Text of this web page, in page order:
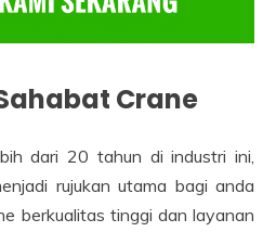
Crane
dari 20 tahun di industri ini,
rujukan utama bagi anda
berkualitas tinggi dan layanan